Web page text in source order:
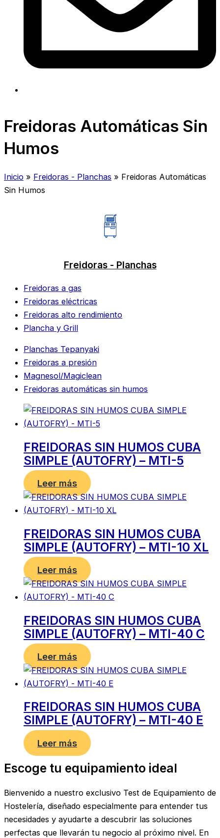
Freidoras Automáticas Sin
Humos
Inicio » Freidoras - Planchas » Freidoras Automáticas
Sin Humos
Freidoras - Planchas
Freidoras a gas
Freidoras eléctricas
Freidoras alto rendimiento
Plancha y Grill
Planchas Tepanyaki
Freidoras a presión
Magnesol/Magiclean
Freidoras automáticas sin humos
FREIDORAS SIN HUMOS CUBA
SIMPLE (AUTOFRY) – MTI-5
Leer más
FREIDORAS SIN HUMOS CUBA
SIMPLE (AUTOFRY) – MTI-10 XL
Leer más
FREIDORAS SIN HUMOS CUBA
SIMPLE (AUTOFRY) – MTI-40 C
Leer más
FREIDORAS SIN HUMOS CUBA
SIMPLE (AUTOFRY) – MTI-40 E
Leer más
Escoge tu equipamiento ideal
Bienvenido a nuestro exclusivo Test de Equipamiento de
Hostelería, diseñado especialmente para entender tus
necesidades y ayudarte a descubrir las soluciones
perfectas que llevarán tu negocio al próximo nivel. En